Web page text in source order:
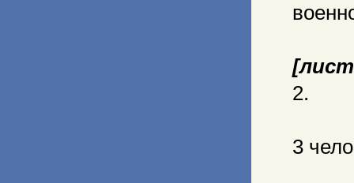
2.
3